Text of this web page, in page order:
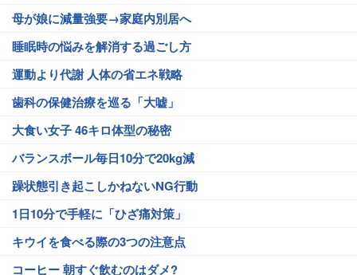
母が娘に減量強要→家庭内別居へ
睡眠時の悩みを解消する過ごし方
運動より代謝 人体の省エネ戦略
歯科の保健治療を巡る「大嘘」
大食い女子 46キロ体型の秘密
バランスボール毎日10分で20kg減
躁状態引き起こしかねないNG行動
1日10分で手軽に「ひざ痛対策」
キウイを食べる際の3つの注意点
コーヒー 朝すぐ飲むのはダメ?